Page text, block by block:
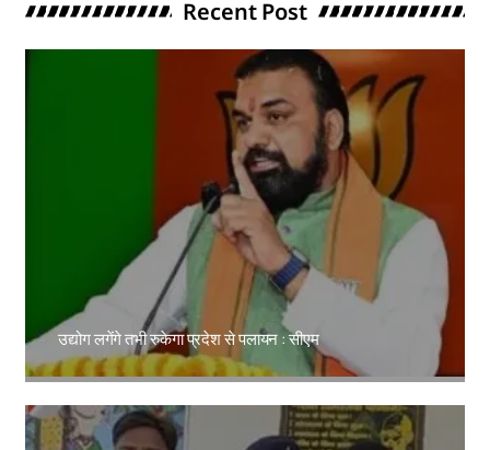
Recent Post
उद्योग लगेंगे तभी रुकेगा प्रदेश से पलायन : सीएम
Amit Lekh